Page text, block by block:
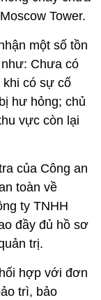
Tower.
một số tồn
Chưa có
khi có sự cố
bị hư hỏng; chủ
vực còn lại
của Công an
toàn về
ty TNHH
đầy đủ hồ sơ
trị.
hợp với đơn
trì, bảo